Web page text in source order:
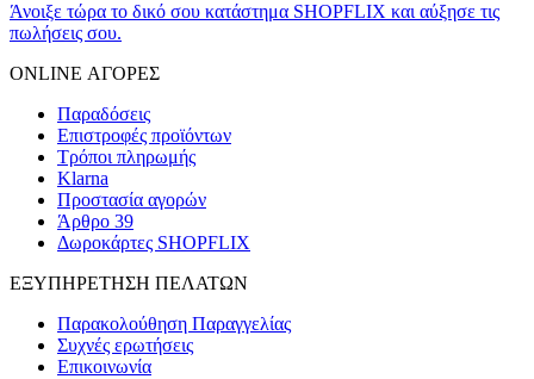
Άνοιξε τώρα το δικό σου κατάστημα SHOPFLIX και αύξησε τις
πωλήσεις σου.
ONLINE ΑΓΟΡΕΣ
Παραδόσεις
Επιστροφές προϊόντων
Τρόποι πληρωμής
Klarna
Προστασία αγορών
Άρθρο 39
Δωροκάρτες SHOPFLIX
ΕΞΥΠΗΡΕΤΗΣΗ ΠΕΛΑΤΩΝ
Παρακολούθηση Παραγγελίας
Συχνές ερωτήσεις
Επικοινωνία